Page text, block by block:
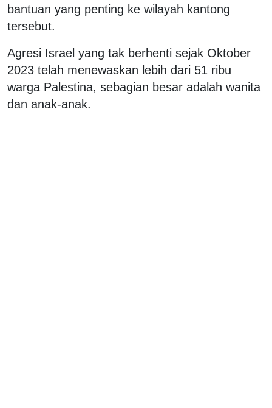
bantuan yang penting ke wilayah kantong
tersebut.
Agresi Israel yang tak berhenti sejak Oktober
2023 telah menewaskan lebih dari 51 ribu
warga Palestina, sebagian besar adalah wanita
dan anak-anak.